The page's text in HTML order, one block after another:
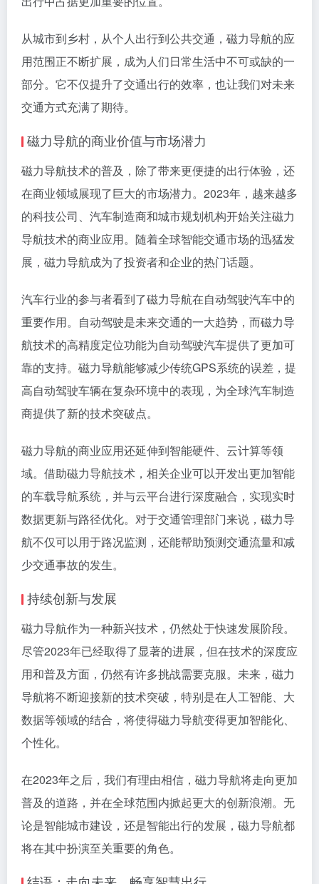
从城市到乡村，从个人出行到公共交通，磁力导航的应
用范围正不断扩展，成为人们日常生活中不可或缺的一
部分。它不仅提升了交通出行的效率，也让我们对未来
交通方式充满了期待。
磁力导航的商业价值与市场潜力
磁力导航技术的普及，除了带来更便捷的出行体验，还
在商业领域展现了巨大的市场潜力。2023年，越来越多
的科技公司、汽车制造商和城市规划机构开始关注磁力
导航技术的商业应用。随着全球智能交通市场的迅猛发
展，磁力导航成为了投资者和企业的热门话题。
汽车行业的参与者看到了磁力导航在自动驾驶汽车中的
重要作用。自动驾驶是未来交通的一大趋势，而磁力导
航技术的高精度定位功能为自动驾驶汽车提供了更加可
靠的支持。磁力导航能够减少传统GPS系统的误差，提
高自动驾驶车辆在复杂环境中的表现，为全球汽车制造
商提供了新的技术突破点。
磁力导航的商业应用还延伸到智能硬件、云计算等领
域。借助磁力导航技术，相关企业可以开发出更加智能
的车载导航系统，并与云平台进行深度融合，实现实时
数据更新与路径优化。对于交通管理部门来说，磁力导
航不仅可以用于路况监测，还能帮助预测交通流量和减
少交通事故的发生。
持续创新与发展
磁力导航作为一种新兴技术，仍然处于快速发展阶段。
尽管2023年已经取得了显著的进展，但在技术的深度应
用和普及方面，仍然有许多挑战需要克服。未来，磁力
导航将不断迎接新的技术突破，特别是在人工智能、大
数据等领域的结合，将使得磁力导航变得更加智能化、
个性化。
在2023年之后，我们有理由相信，磁力导航将走向更加
普及的道路，并在全球范围内掀起更大的创新浪潮。无
论是智能城市建设，还是智能出行的发展，磁力导航都
将在其中扮演至关重要的角色。